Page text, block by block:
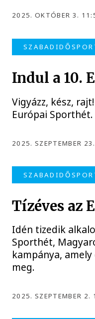
2025. OKTÓBER 3.
Indul a 10.
Vigyázz, kész,
Európai Sporthét.
2025. SZEPTEMBER
Tízéves az
Idén tizedik
Sporthét,
kampánya,
meg.
2025. SZEPTEMBER 2.